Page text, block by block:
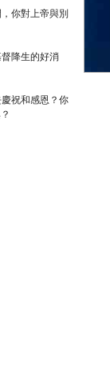
你對上帝與別
降生的好消
祝和感恩？你